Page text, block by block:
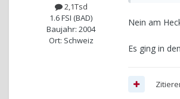
2,1Tsd
1.6 FSI (BAD)
Baujahr: 2004
Ort: Schweiz
Nein am
Es ging in